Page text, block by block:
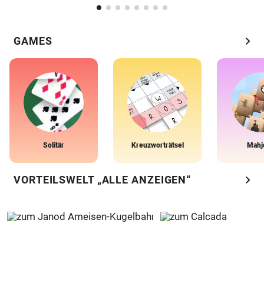
GAMES chevron_right
Solitär Kreuzworträtsel
VORTEILSWELT „ALLE ANZEIGEN“ chevron_right